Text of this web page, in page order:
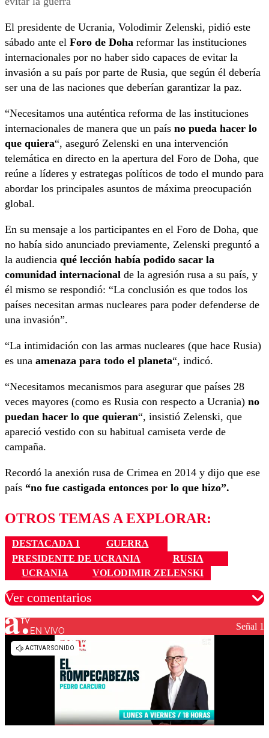
El presidente de Ucrania, Volodimir Zelenski, pidió este
sábado ante el Foro de Doha reformar las instituciones
internacionales por no haber sido capaces de evitar la
invasión a su país por parte de Rusia, que según él debería
ser una de las naciones que deberían garantizar la paz.
“Necesitamos una auténtica reforma de las instituciones
internacionales de manera que un país no pueda hacer lo
que quiera“, aseguró Zelenski en una intervención
telemática en directo en la apertura del Foro de Doha, que
reúne a líderes y estrategas políticos de todo el mundo para
abordar los principales asuntos de máxima preocupación
global.
En su mensaje a los participantes en el Foro de Doha, que
no había sido anunciado previamente, Zelenski preguntó a
la audiencia qué lección había podido sacar la
comunidad internacional de la agresión rusa a su país, y
él mismo se respondió: “La conclusión es que todos los
países necesitan armas nucleares para poder defenderse de
una invasión”.
“La intimidación con las armas nucleares (que hace Rusia)
es una amenaza para todo el planeta“, indicó.
“Necesitamos mecanismos para asegurar que países 28
veces mayores (como es Rusia con respecto a Ucrania) no
puedan hacer lo que quieran“, insistió Zelenski, que
apareció vestido con su habitual camiseta verde de
campaña.
Recordó la anexión rusa de Crimea en 2014 y dijo que ese
país “no fue castigada entonces por lo que hizo”.
OTROS TEMAS A EXPLORAR:
DESTACADA 1
GUERRA
PRESIDENTE DE UCRANIA
RUSIA
UCRANIA
VOLODIMIR ZELENSKI
Ver comentarios
Los comentarios son moderados para garantizar un
diálogo respetuoso.
EN VIVO Señal 1